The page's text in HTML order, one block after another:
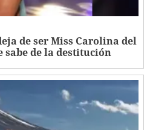
de ser Miss Carolina del
sabe de la destitución